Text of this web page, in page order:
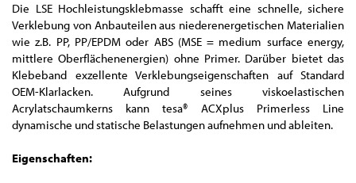
Die LSE Hochleistungsklebmasse schafft eine schnelle, sichere
Verklebung von Anbauteilen aus niederenergetischen Materialien
wie z.B. PP, PP/EPDM oder ABS (MSE = medium surface energy,
mittlere Oberflächenenergien) ohne Primer. Darüber bietet das
Klebeband exzellente Verklebungseigenschaften auf Standard
OEM-Klarlacken. Aufgrund seines viskoelastischen
Acrylatschaumkerns kann tesa® ACXplus Primerless Line
dynamische und statische Belastungen aufnehmen und ableiten.
Eigenschaften: